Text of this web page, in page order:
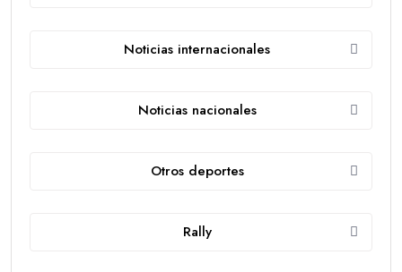
Noticias internacionales
Noticias nacionales
Otros deportes
Rally